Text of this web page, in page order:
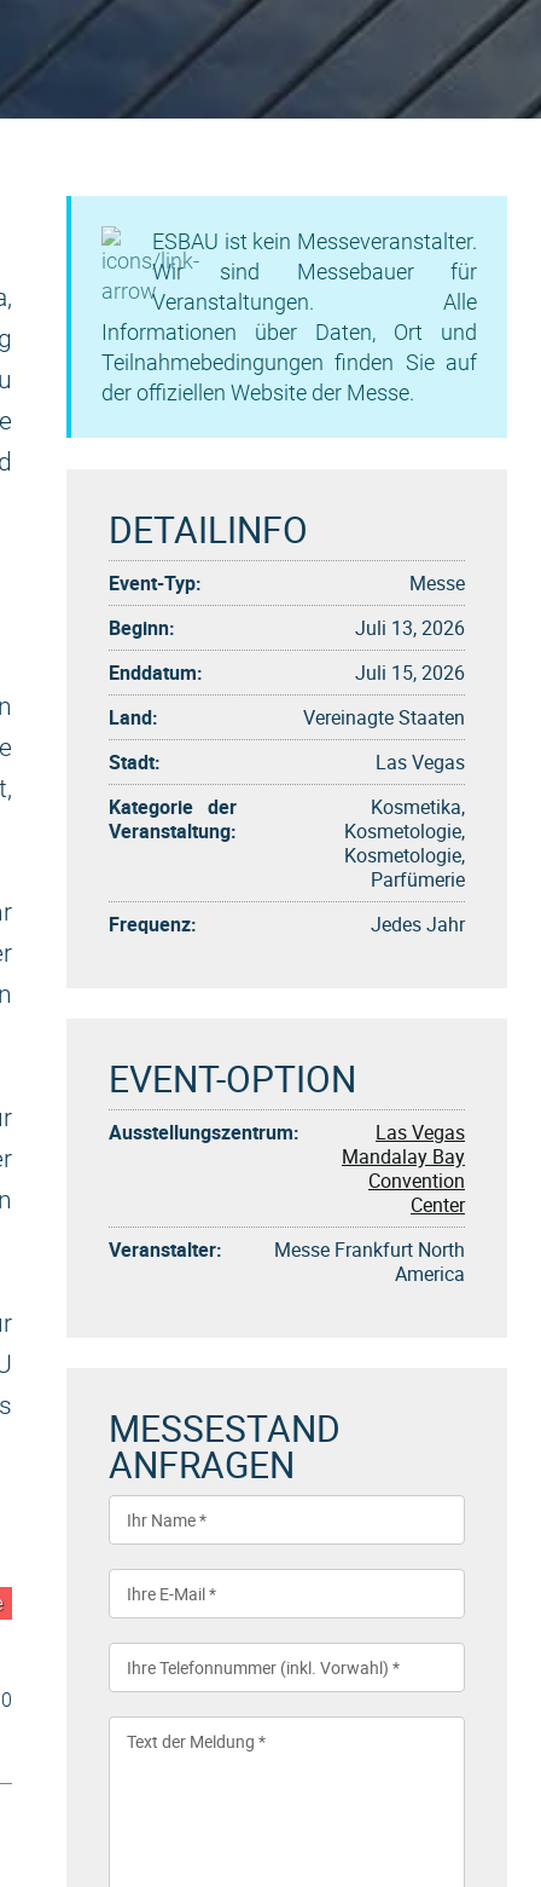
ESBAU ist kein Messeveranstalter.
Wir sind Messebauer für
Veranstaltungen. Alle
Informationen über Daten, Ort und
Teilnahmebedingungen finden Sie auf
der offiziellen Website der Messe.
DETAILINFO
Event-Typ:
Messe
Beginn:
Juli 13, 2026
Enddatum:
Juli 15, 2026
Land:
Vereinagte Staaten
Stadt:
Las Vegas
Kategorie der
Veranstaltung:
Kosmetika,
Kosmetologie,
Kosmetologie,
Parfümerie
Frequenz:
Jedes Jahr
EVENT-OPTION
Ausstellungszentrum:
Las Vegas
Mandalay Bay
Convention
Center
Veranstalter:
Messe Frankfurt North
America
MESSESTAND
ANFRAGEN